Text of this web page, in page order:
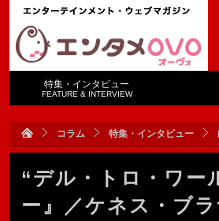
特集・インタビュー
FEATURE & INTERVIEW
コラム 特集・インタビュー
“デル・トロ・ワー
ー』／ケネス・ブ